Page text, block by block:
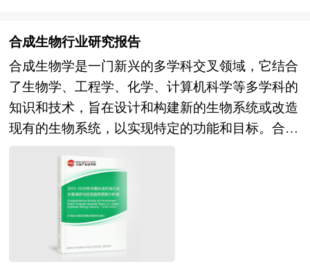
的模板报告，企业可以自行补充单位信息，稍做调
整就可以作为项目报告使用。我们也可以根据企业
具体项目要求专项编写专业定制版，并根据详细要
求合理报价，为企业项目立项、上马、融资提供全
程指引服务。 中研普华具有丰富的项目可行性分
项目建设方案，完成包括市场和销售、规模和产
品、厂址及建设工程方案、原辅料供应、工艺技
术、设备选择、人员组织、实施计划、投资与成
本、效益及风险等的计算和评价；内容详实、严密
地论证项目的可行性和投资的必要性。 本报告主
合成生物行业研究报告
合成生物学是一门新兴的多学科交叉领域，它结合
了生物学、工程学、化学、计算机科学等多学科的
知识和技术，旨在设计和构建新的生物系统或改造
现有的生物系统，以实现特定的功能和目标。合成
生物分子、生物元件、生物电路和生物系统，创造
出具有特定功能的生物实体，从而解决能源、环
境、健康和材料等领域的重大问题。 合成生物学
作为一门前沿科学，具有广阔的发展前景和巨大的
应用潜力。随着技术创新的不断推进和政策支持的